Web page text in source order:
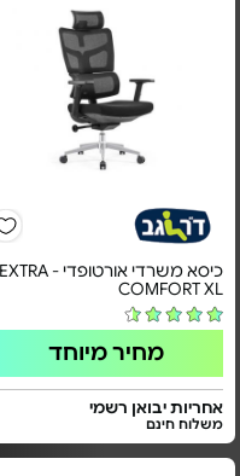
כיסא משרדי אורטופדי - EXTRA
COMFORT XL
מחיר מיוחד
אחריות יבואן רשמי
משלוח חינם